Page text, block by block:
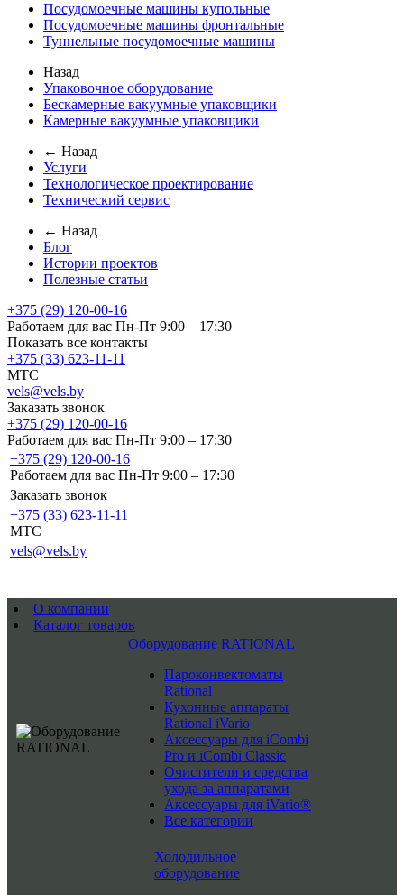
Посудомоечные машины купольные
Посудомоечные машины фронтальные
Туннельные посудомоечные машины
Назад
Упаковочное оборудование
Бескамерные вакуумные упаковщики
Камерные вакуумные упаковщики
← Назад
Услуги
Технологическое проектирование
Технический сервис
← Назад
Блог
Истории проектов
Полезные статьи
+375 (29) 120-00-16
Работаем для вас Пн-Пт 9:00 – 17:30
Показать все контакты
+375 (33) 623-11-11
MTC
vels@vels.by
Заказать звонок
+375 (29) 120-00-16
Работаем для вас Пн-Пт 9:00 – 17:30
+375 (29) 120-00-16
Работаем для вас Пн-Пт 9:00 – 17:30
Заказать звонок
+375 (33) 623-11-11
MTC
vels@vels.by
О компании
Каталог товаров
Оборудование RATIONAL
Пароконвектоматы
Rational
Кухонные аппараты
Rational iVario
Аксессуары для iCombi
Pro и iCombi Classic
Очистители и средства
ухода за аппаратами
Аксессуары для iVario®
Все категории
Холодильное
оборудование